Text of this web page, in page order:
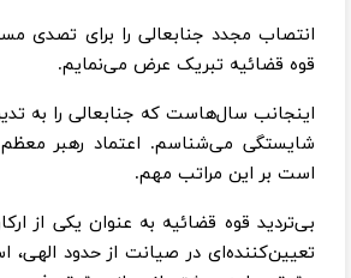
انتصاب مجدد جنابعالی را برای تصدی
قوه قضائیه تبریک عرض می‌نمایم.
اینجانب سال‌هاست که جنابعالی را به
شایستگی می‌شناسم. اعتماد رهبر
است بر این مراتب مهم.
بی‌تردید قوه قضائیه به عنوان یکی از
تعیین‌کننده‌ای در صیانت از حدود الهی،